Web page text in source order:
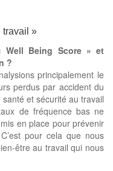
travail »
Being Score » et
?
principalement le
perdus par accident du
et sécurité au travail
de fréquence bas ne
en place pour prévenir
pour cela que nous
être au travail qui nous